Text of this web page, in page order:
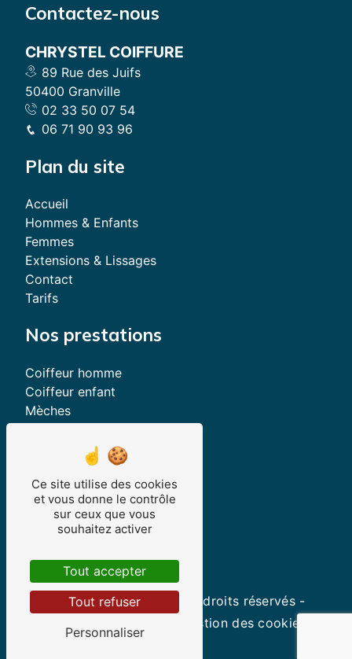
Contactez-nous
CHRYSTEL COIFFURE
89 Rue des Juifs
50400 Granville
02 33 50 07 54
06 71 90 93 96
Plan du site
Accueil
Hommes & Enfants
Femmes
Extensions & Lissages
Contact
Tarifs
Nos prestations
Coiffeur homme
Coiffeur enfant
Mèches
Permanentes
Extensions de cheveux
Salon de coiffure
Coupe afro
Couleurs capillaire
Vistalid- 2026 - Tous droits réservés -
Gestion des cookies
Ce site utilise des cookies
et vous donne le contrôle
sur ceux que vous
souhaitez activer
Tout accepter
Tout refuser
Personnaliser